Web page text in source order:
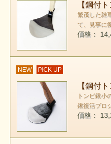
【鋼付
繁茂した雑
て、見事に
価格：
NEW PICK UP
【鋼付
トンビ鍬小
鍬復活プロ
価格：